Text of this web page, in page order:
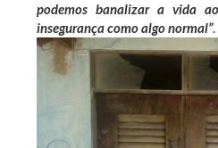
podemos banalizar a vida
insegurança como algo normal”.